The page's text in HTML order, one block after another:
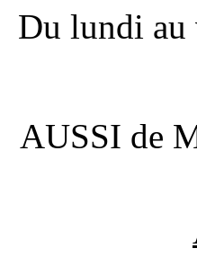
Du lundi au
AUSSI de